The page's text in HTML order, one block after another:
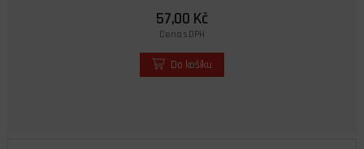
57,00 Kč
Cena s DPH
Do košíku